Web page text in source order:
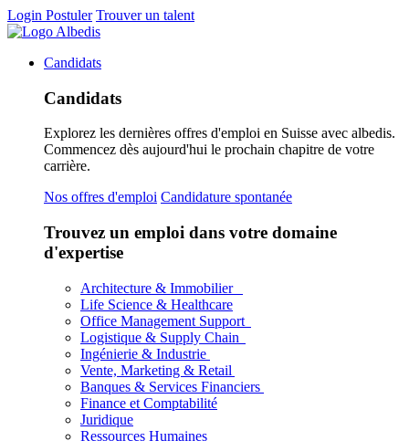
Login Postuler Trouver un talent
Candidats
Candidats
Explorez les dernières offres d'emploi en Suisse avec albedis.
Commencez dès aujourd'hui le prochain chapitre de votre
carrière.
Nos offres d'emploi Candidature spontanée
Trouvez un emploi dans votre domaine
d'expertise
Architecture & Immobilier
Life Science & Healthcare
Office Management Support
Logistique & Supply Chain
Ingénierie & Industrie
Vente, Marketing & Retail
Banques & Services Financiers
Finance et Comptabilité
Juridique
Ressources Humaines